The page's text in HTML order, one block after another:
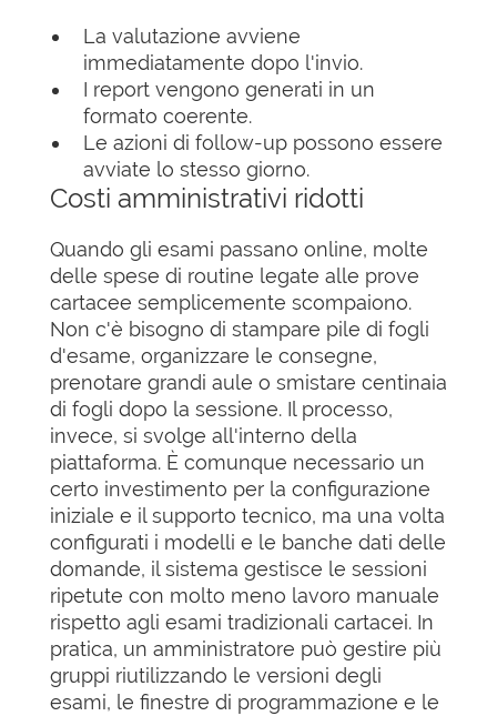
La valutazione avviene
immediatamente dopo l'invio.
I report vengono generati in un
formato coerente.
Le azioni di follow-up possono essere
avviate lo stesso giorno.
Costi amministrativi ridotti
Quando gli esami passano online, molte
delle spese di routine legate alle prove
cartacee semplicemente scompaiono.
Non c'è bisogno di stampare pile di fogli
d'esame, organizzare le consegne,
prenotare grandi aule o smistare centinaia
di fogli dopo la sessione. Il processo,
invece, si svolge all'interno della
piattaforma. È comunque necessario un
certo investimento per la configurazione
iniziale e il supporto tecnico, ma una volta
configurati i modelli e le banche dati delle
domande, il sistema gestisce le sessioni
ripetute con molto meno lavoro manuale
rispetto agli esami tradizionali cartacei. In
pratica, un amministratore può gestire più
gruppi riutilizzando le versioni degli
esami, le finestre di programmazione e le